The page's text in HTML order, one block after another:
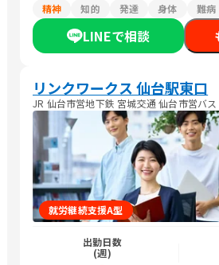
精神
知的 発達 身体 難病
LINEで相談
リンクワークス 仙台駅東口
JR 仙台市営地下鉄 宮城交通 仙台市営バス
就労継続支援A型
出勤日数
(週)